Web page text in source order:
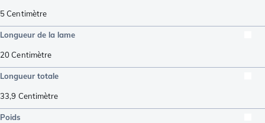
5Centimètre
Longueur de la lame
20Centimètre
Longueur totale
33,9 Centimètre
Poids